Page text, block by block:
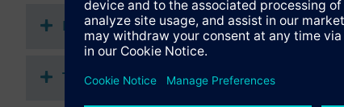
Dokumente
Technische Daten